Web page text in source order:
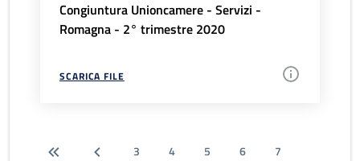
Congiuntura Unioncamere - Servizi -
Romagna - 2° trimestre 2020
SCARICA FILE
3 4 5 6
7